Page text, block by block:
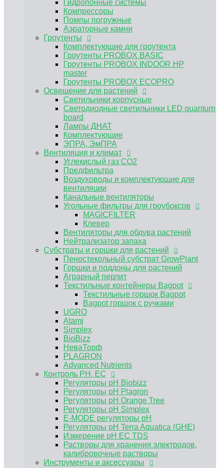
Лампы ДНАТ
Комплектующие
ЭПРА, ЭмПРА
Вентиляция и климат
Углекислый газ CO2
Предфильтра
Воздуховоды и комплектующие для
вентиляции
Канальные вентиляторы
Угольные фильтры для гроубоксов
MAGICFILTER
Клевер
Вентиляторы для обдува растений
Нейтрализатор запаха
Субстраты и горшки для растений
Пеностекольный субстрат GrowPlant
Горшки и поддоны для растений
Аграрный перлит
Текстильные контейнеры Bagpot
Текстильные горшок Bagpot
Bagpot горшок с ручками
UGRO
Atami
Simplex
BioBizz
НеваТорф
PLAGRON
Advanced Nutrients
Контроль PH, EC
Регуляторы pH Biobizz
Регуляторы pH Plagron
Регуляторы pH Orange Tree
Регуляторы pH Simplex
E-MODE регуляторы рН
Регуляторы pH Terra Aquatica (GHE)
Измерение pH EC TDS
Растворы для хранения электродов,
калибровочные растворы
Инструменты и аксессуары
Мешки для экстракции
Электронные весы
Садовый инвентарь
Регуляторы влажности
Сушилки для растений
Розетка - таймер
Подвесы
Сетки SCROG
Проращивание, клонирование
Гидропонные системы
Компрессоры
Помпы погружные
Аэраторные камни
Гроутенты
Комплектующие для гроутента
Гроутенты PROBOX BASIC
Гроутенты PROBOX INDOOR HP
master
Гроутенты PROBOX ECOPRO
Освещение для растений
Светильники корпусные
Светодиодные светильники LED quantum
board
Лампы ДНАТ
Комплектующие
ЭПРА, ЭмПРА
Вентиляция и климат
Углекислый газ CO2
Предфильтра
Воздуховоды и комплектующие для
вентиляции
Канальные вентиляторы
Угольные фильтры для гроубоксов
MAGICFILTER
Клевер
Вентиляторы для обдува растений
Нейтрализатор запаха
Субстраты и горшки для растений
Пеностекольный субстрат GrowPlant
Горшки и поддоны для растений
Аграрный перлит
Текстильные контейнеры Bagpot
Текстильные горшок Bagpot
Bagpot горшок с ручками
UGRO
Atami
Simplex
BioBizz
НеваТорф
PLAGRON
Advanced Nutrients
Контроль PH, EC
Регуляторы pH Biobizz
Регуляторы pH Plagron
Регуляторы pH Orange Tree
Регуляторы pH Simplex
E-MODE регуляторы рН
Регуляторы pH Terra Aquatica (GHE)
Измерение pH EC TDS
Растворы для хранения электродов,
калибровочные растворы
Инструменты и аксессуары